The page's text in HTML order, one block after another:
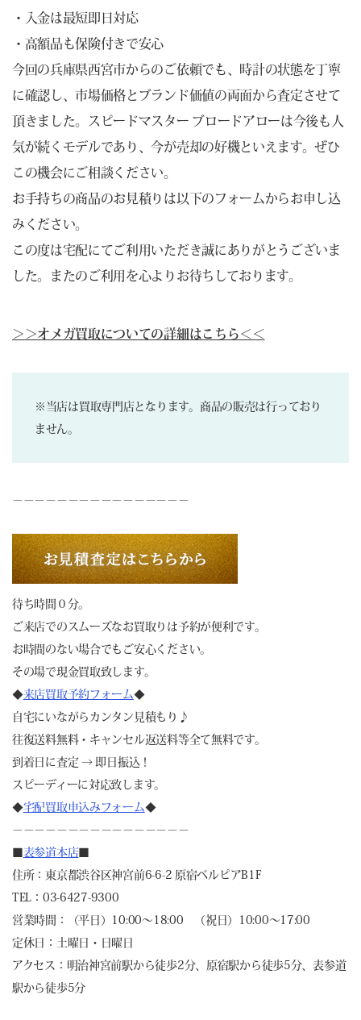
・入金は最短即日対応
・高額品も保険付きで安心
今回の兵庫県西宮市からのご依頼でも、時計の状態を丁寧
に確認し、市場価格とブランド価値の両面から査定させて
頂きました。スピードマスター ブロードアローは今後も人
気が続くモデルであり、今が売却の好機といえます。ぜひ
この機会にご相談ください。
お手持ちの商品のお見積りは以下のフォームからお申し込
みください。
この度は宅配にてご利用いただき誠にありがとうございま
した。またのご利用を心よりお待ちしております。
＞＞オメガ買取についての詳細はこちら＜＜
※当店は買取専門店となります。商品の販売は行っており
ません。
－－－－－－－－－－－－－－－－
待ち時間０分。
ご来店でのスムーズなお買取りは予約が便利です。
お時間のない場合でもご安心ください。
その場で現金買取致します。
◆来店買取予約フォーム◆
自宅にいながらカンタン見積もり♪
往復送料無料・キャンセル返送料等全て無料です。
到着日に査定 → 即日振込！
スピーディーに対応致します。
◆宅配買取申込みフォーム◆
－－－－－－－－－－－－－－－－
表参道本店
住所：東京都渋谷区神宮前6-6-2 原宿ベルピアB1F
TEL：03-6427-9300
営業時間：（平日）10:00～18:00 （祝日）10:00～17:00
定休日：土曜日・日曜日
アクセス：明治神宮前駅から徒歩2分、原宿駅から徒歩5分、表参道
駅から徒歩5分